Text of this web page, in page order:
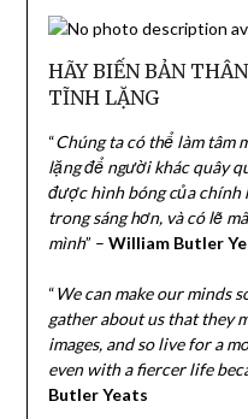
HÃY BIẾN BẢN
TĨNH LẶNG
“Chúng ta có thể làm tâm
lặng để người khác quây
được hình bóng của chính
trong sáng hơn, và có lẽ
mình” – William Butler
“We can make our minds
gather about us that they
images, and so live for a
even with a fiercer life
Butler Yeats